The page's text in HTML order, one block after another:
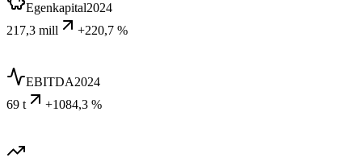
Egenkapital2024
217,3 mill
+220,7 %
EBITDA2024
69 t
+1084,3 %